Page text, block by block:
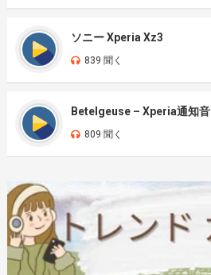
ソニー Xperia Xz3
839 聞く
Betelgeuse – Xperia通知音
809 聞く